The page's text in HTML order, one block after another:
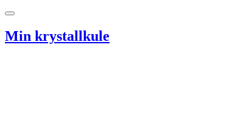
Hopp til innhold
Min krystallkule